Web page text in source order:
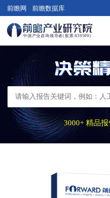
前瞻网 前瞻数据库
3000+ 精品